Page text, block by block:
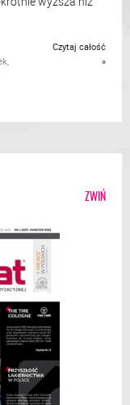
Czytaj całość
»
ZWIŃ